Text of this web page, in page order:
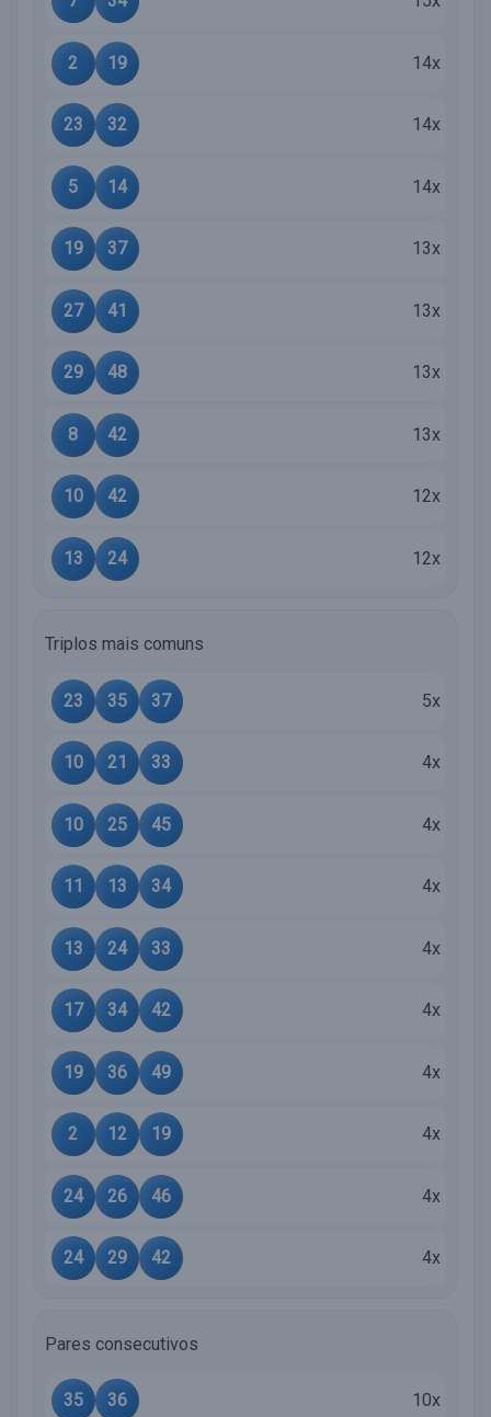
2 19 14x
23 32 14x
5 14 14x
19 37 13x
27 41 13x
29 48 13x
8 42 13x
10 42 12x
13 24 12x
Triplos mais comuns
23 35 37 5x
10 21 33 4x
10 25 45 4x
11 13 34 4x
13 24 33 4x
17 34 42 4x
19 36 49 4x
2 12 19 4x
24 26 46 4x
24 29 42 4x
Pares consecutivos
35 36 10x